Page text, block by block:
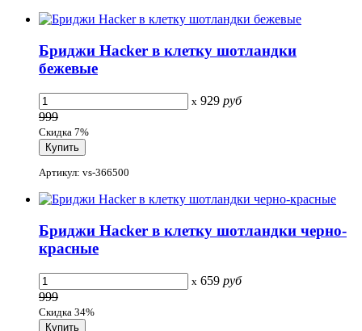
Бриджи Hacker в клетку шотландки
бежевые
x 929 руб
999
Скидка 7%
Артикул: vs-366500
Бриджи Hacker в клетку шотландки черно-
красные
x 659 руб
999
Скидка 34%